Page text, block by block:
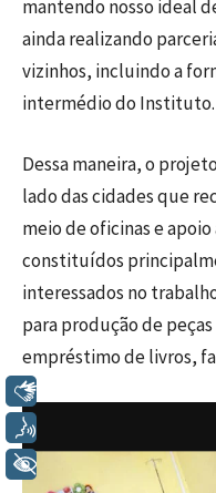
mantendo nosso ideal
ainda realizando
vizinhos, incluindo a
intermédio do Instituto.
Dessa maneira, o
lado das cidades que
meio de oficinas e
constituídos
interessados no
para produção de
empréstimo de livros,
+ Acessibilidade